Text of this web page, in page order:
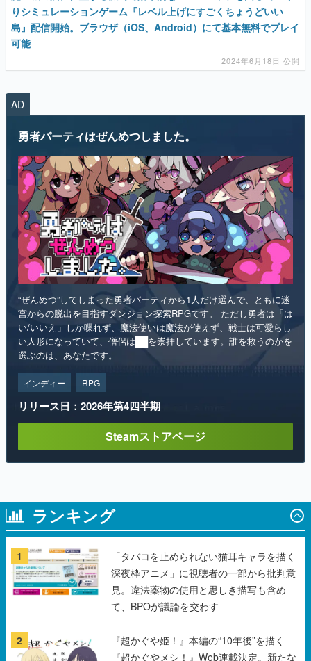
りシミュレーションゲーム『レベル上げにすごくちょうどいい
島』配信開始。ブラウザ（iOS、Android）にて基本無料でプレイ
可能
2024年6月18日 公開
AD
勇者パーティはぜんめつしました。
“ぜんめつ”してしまった勇者パーティから1人だけ選んで、ともに迷
宮からの脱出を目指すダンジョン探索RPGです。 ただし勇者は「は
い/いいえ」しか喋れず、魔法使いは魔法が使えず、戦士は可愛らし
い人形になっていて、僧侶は██を崇拝しています。誰を救うのかを
選ぶのは、あなたです。
インディー RPG
リリース日：2026年第4四半期
Steamストアページ
ランキング
1
「タバコを止められない猫耳キャラを描く
深夜枠アニメ」に視聴者の一部から批判意
見。違法薬物の使用と思しき描写も含め
て、BPOが議論を交わす
2
『超かぐや姫！』本編の“10年後”を描く
『超かぐやメシ！』Web連載決定。新たな